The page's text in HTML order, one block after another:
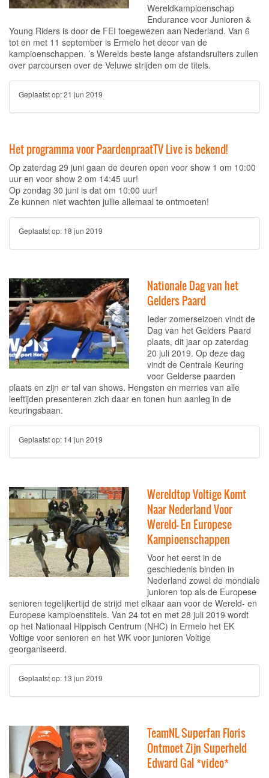
Wereldkampioenschap
Endurance voor Junioren &
Young Riders is door de FEI toegewezen aan Nederland. Van 6
tot en met 11 september is Ermelo het decor van de
kampioenschappen. ’s Werelds beste lange afstandsruiters zullen
over parcoursen over de Veluwe strijden om de titels.
Geplaatst op:21 jun 2019
Het programma voor PaardenpraatTV Live is bekend!
Op zaterdag 29 juni gaan de deuren open voor show 1 om 10:00
uur en voor show 2 om 14:45 uur!
Op zondag 30 juni is dat om 10:00 uur!
Ze kunnen niet wachten jullie allemaal te ontmoeten!
Geplaatst op: 18 jun 2019
Nationale Dag van het
Gelders Paard
Ieder zomerseizoen vindt de
Dag van het Gelders Paard
plaats, dit jaar op zaterdag
20 juli 2019. Op deze dag
vindt de Centrale Keuring
voor Gelderse paarden
plaats en zijn er tal van shows. Hengsten en merries van alle
leeftijden presenteren zich daar en tonen hun aanleg in de
keuringsbaan.
Geplaatst op: 14 jun 2019
Wereldtop Voltige Komt
Naar Nederland Voor
Wereld- En Europese
Kampioenschappen
Voor het eerst in de
geschiedenis binden in
Nederland zowel de mondiale
junioren top als de Europese
senioren tegelijkertijd de strijd met elkaar aan voor de Wereld- en
Europese kampioenstitels. Van 24 tot en met 28 juli 2019 wordt
op het Nationaal Hippisch Centrum (NHC) in Ermelo het EK
Voltige voor senioren en het WK voor junioren Voltige
georganiseerd.
Geplaatst op: 13 jun 2019
TeamNL Superfan Floris
Ontmoet Zijn Superheld
Edward Gal *video*